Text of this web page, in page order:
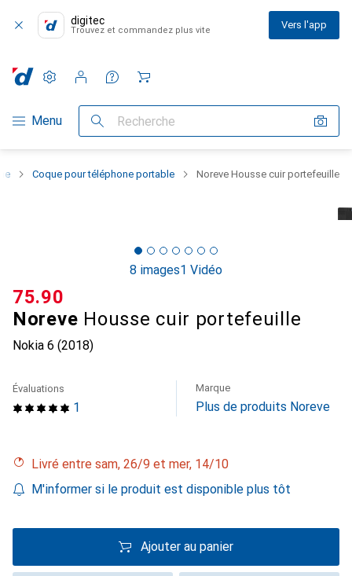
digitec
Trouvez et commandez plus vite Vers l'app
Navigation par catégorie
Menu Recherche
Paramètres
Compte client
Listes de comparaison
Listes d'envies
Panier
Coque pour téléphone portable Noreve Housse cuir portefeuille
8 images1 Vidéo
Noreve Housse cuir portefeuille
Nokia 6 (2018)
CHF
75.90
1
Évaluations Marque
Plus de produits Noreve
Livré entre sam, 26/9 et mer, 14/10
M'informer si le produit est disponible plus tôt
Ajouter au panier